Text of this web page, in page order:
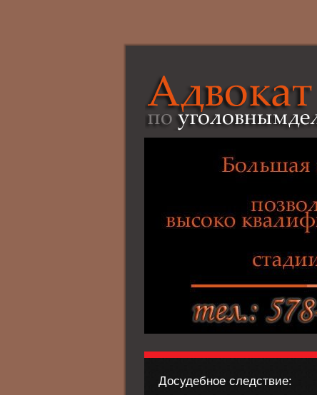
Досудебное следствие: